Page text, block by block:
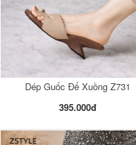
Dép Guốc Đế Xuồng Z731
395.000đ